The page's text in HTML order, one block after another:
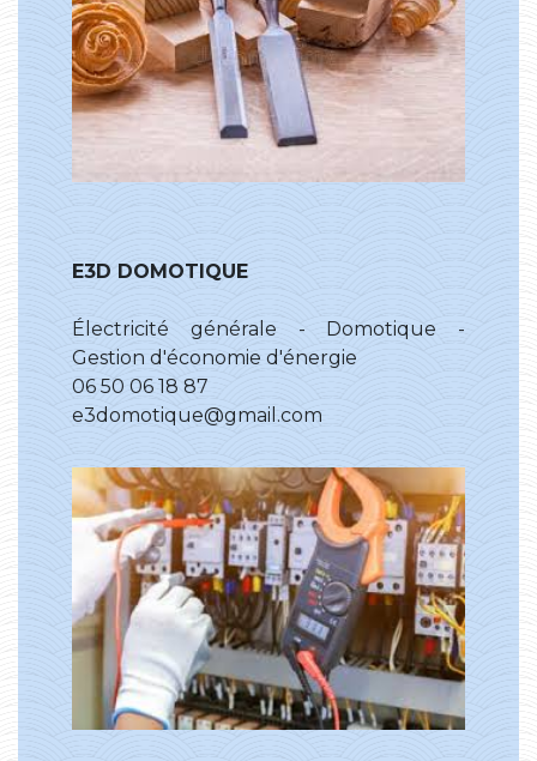
E3D DOMOTIQUE
Électricité générale - Domotique -
Gestion d'économie d'énergie
06 50 06 18 87
e3domotique@gmail.com